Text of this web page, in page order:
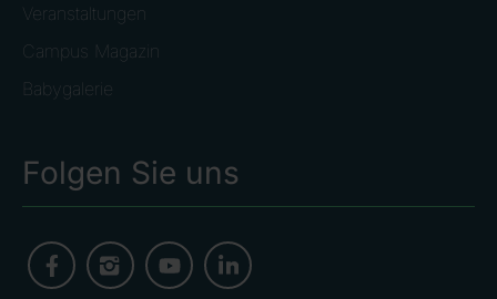
Veranstaltungen
Campus Magazin
Babygalerie
Folgen Sie uns